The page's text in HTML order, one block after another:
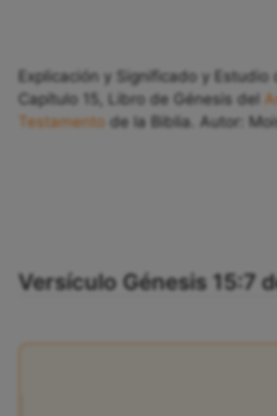
Explicación y Significado y Estudio
Capítulo 15, Libro de Génesis del
Testamento de la Biblia. Autor:
Versículo Génesis 15:7